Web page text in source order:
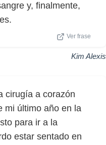
y, finalmente,
Ver frase
Kim Alexis
cirugía a corazón
mi último año en la
para ir a la
estar sentado en